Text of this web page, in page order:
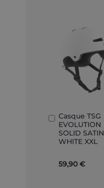
Casque TSG
EVOLUTION
SOLID SATIN
WHITE XXL
59,90 €
Ajouter
au
panier